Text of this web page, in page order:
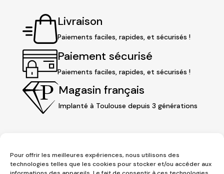
Pour offrir les meilleures expériences, nous utilisons des
technologies telles que les cookies pour stocker et/ou accéder aux
Livraison
Paiements faciles, rapides, et sécurisés !
Paiement sécurisé
Paiements faciles, rapides, et sécurisés !
Magasin français
Implanté à Toulouse depuis 3 générations